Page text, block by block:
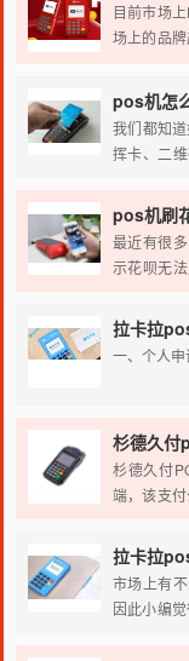
目前市场
场上的品
使用功能
选择联动
pos机怎
我们都知
挥卡、二
解，我们
码。
pos机刷
最近有很
示花呗无
式的，我
付的原因。
拉卡拉
一、个人
户可以直
在线客服
2、授权服
为用户办理
也是一个
杉德久付
杉德久付
端，该支
证其刷卡
拉卡拉
市场上有
因此小编